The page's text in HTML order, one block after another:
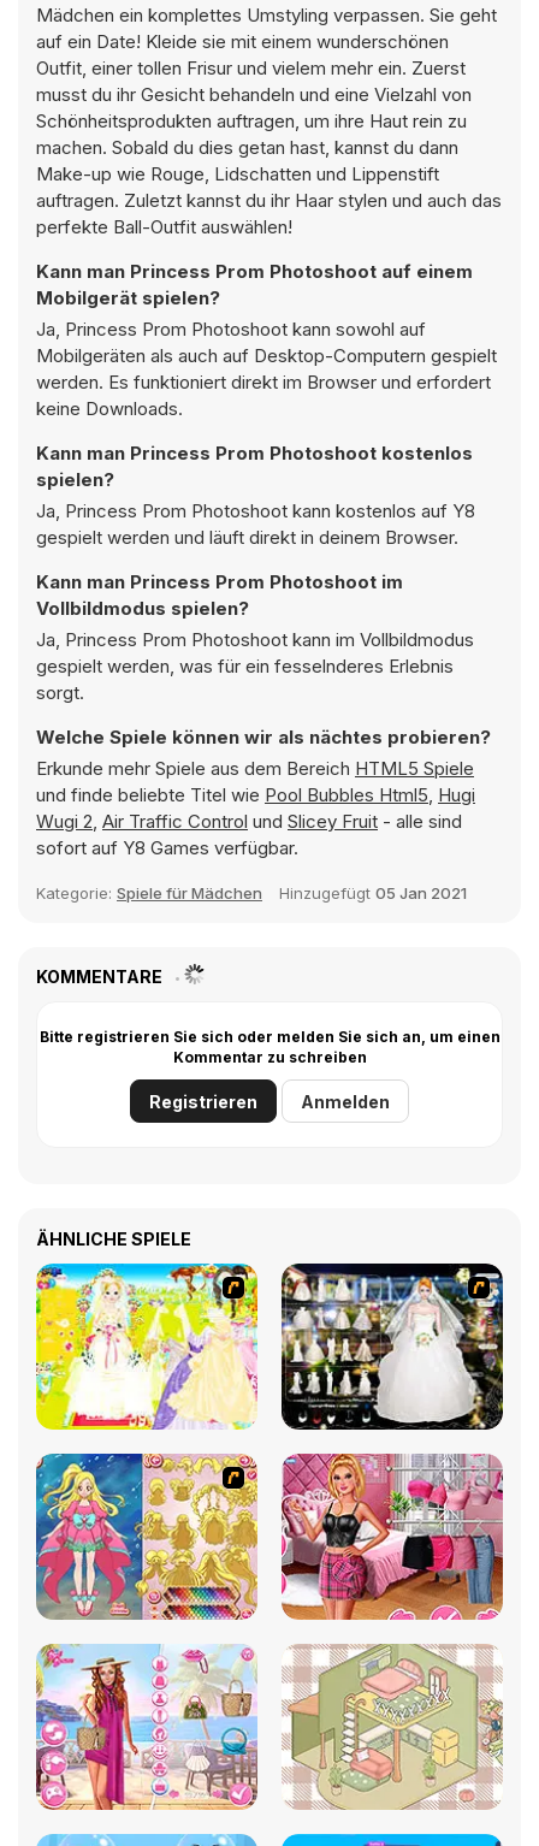
Mädchen ein komplettes Umstyling verpassen. Sie geht
auf ein Date! Kleide sie mit einem wunderschönen
Outfit, einer tollen Frisur und vielem mehr ein. Zuerst
musst du ihr Gesicht behandeln und eine Vielzahl von
Schönheitsprodukten auftragen, um ihre Haut rein zu
machen. Sobald du dies getan hast, kannst du dann
Make-up wie Rouge, Lidschatten und Lippenstift
auftragen. Zuletzt kannst du ihr Haar stylen und auch das
perfekte Ball-Outfit auswählen!
Kann man Princess Prom Photoshoot auf einem
Mobilgerät spielen?
Ja, Princess Prom Photoshoot kann sowohl auf
Mobilgeräten als auch auf Desktop-Computern gespielt
werden. Es funktioniert direkt im Browser und erfordert
keine Downloads.
Kann man Princess Prom Photoshoot kostenlos
spielen?
Ja, Princess Prom Photoshoot kann kostenlos auf Y8
gespielt werden und läuft direkt in deinem Browser.
Kann man Princess Prom Photoshoot im
Vollbildmodus spielen?
Ja, Princess Prom Photoshoot kann im Vollbildmodus
gespielt werden, was für ein fesselnderes Erlebnis
sorgt.
Welche Spiele können wir als nächtes probieren?
Erkunde mehr Spiele aus dem Bereich HTML5 Spiele
und finde beliebte Titel wie Pool Bubbles Html5, Hugi
Wugi 2, Air Traffic Control und Slicey Fruit - alle sind
sofort auf Y8 Games verfügbar.
Kategorie: Spiele für Mädchen Hinzugefügt 05 Jan 2021
KOMMENTARE
Bitte registrieren Sie sich oder melden Sie sich an, um einen
Kommentar zu schreiben
Registrieren Anmelden
ÄHNLICHE SPIELE